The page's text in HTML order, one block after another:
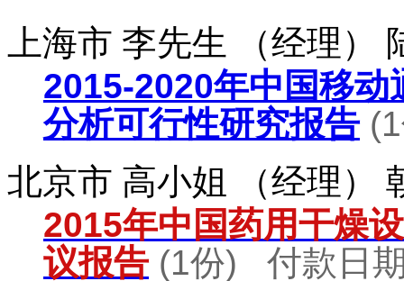
上海市 李先生 （经理）
2015-2020年中国移
分析可行性研究报告(1
北京市 高小姐 （经理）
2015年中国药用干燥
议报告 (1份) 付款日